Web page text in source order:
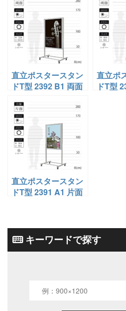
直立ポスタースタン
ドT型 2392 B1 両面
直立ポ
ドT型
直立ポスタースタン
ドT型 2391 A1 片面
キーワードで探す